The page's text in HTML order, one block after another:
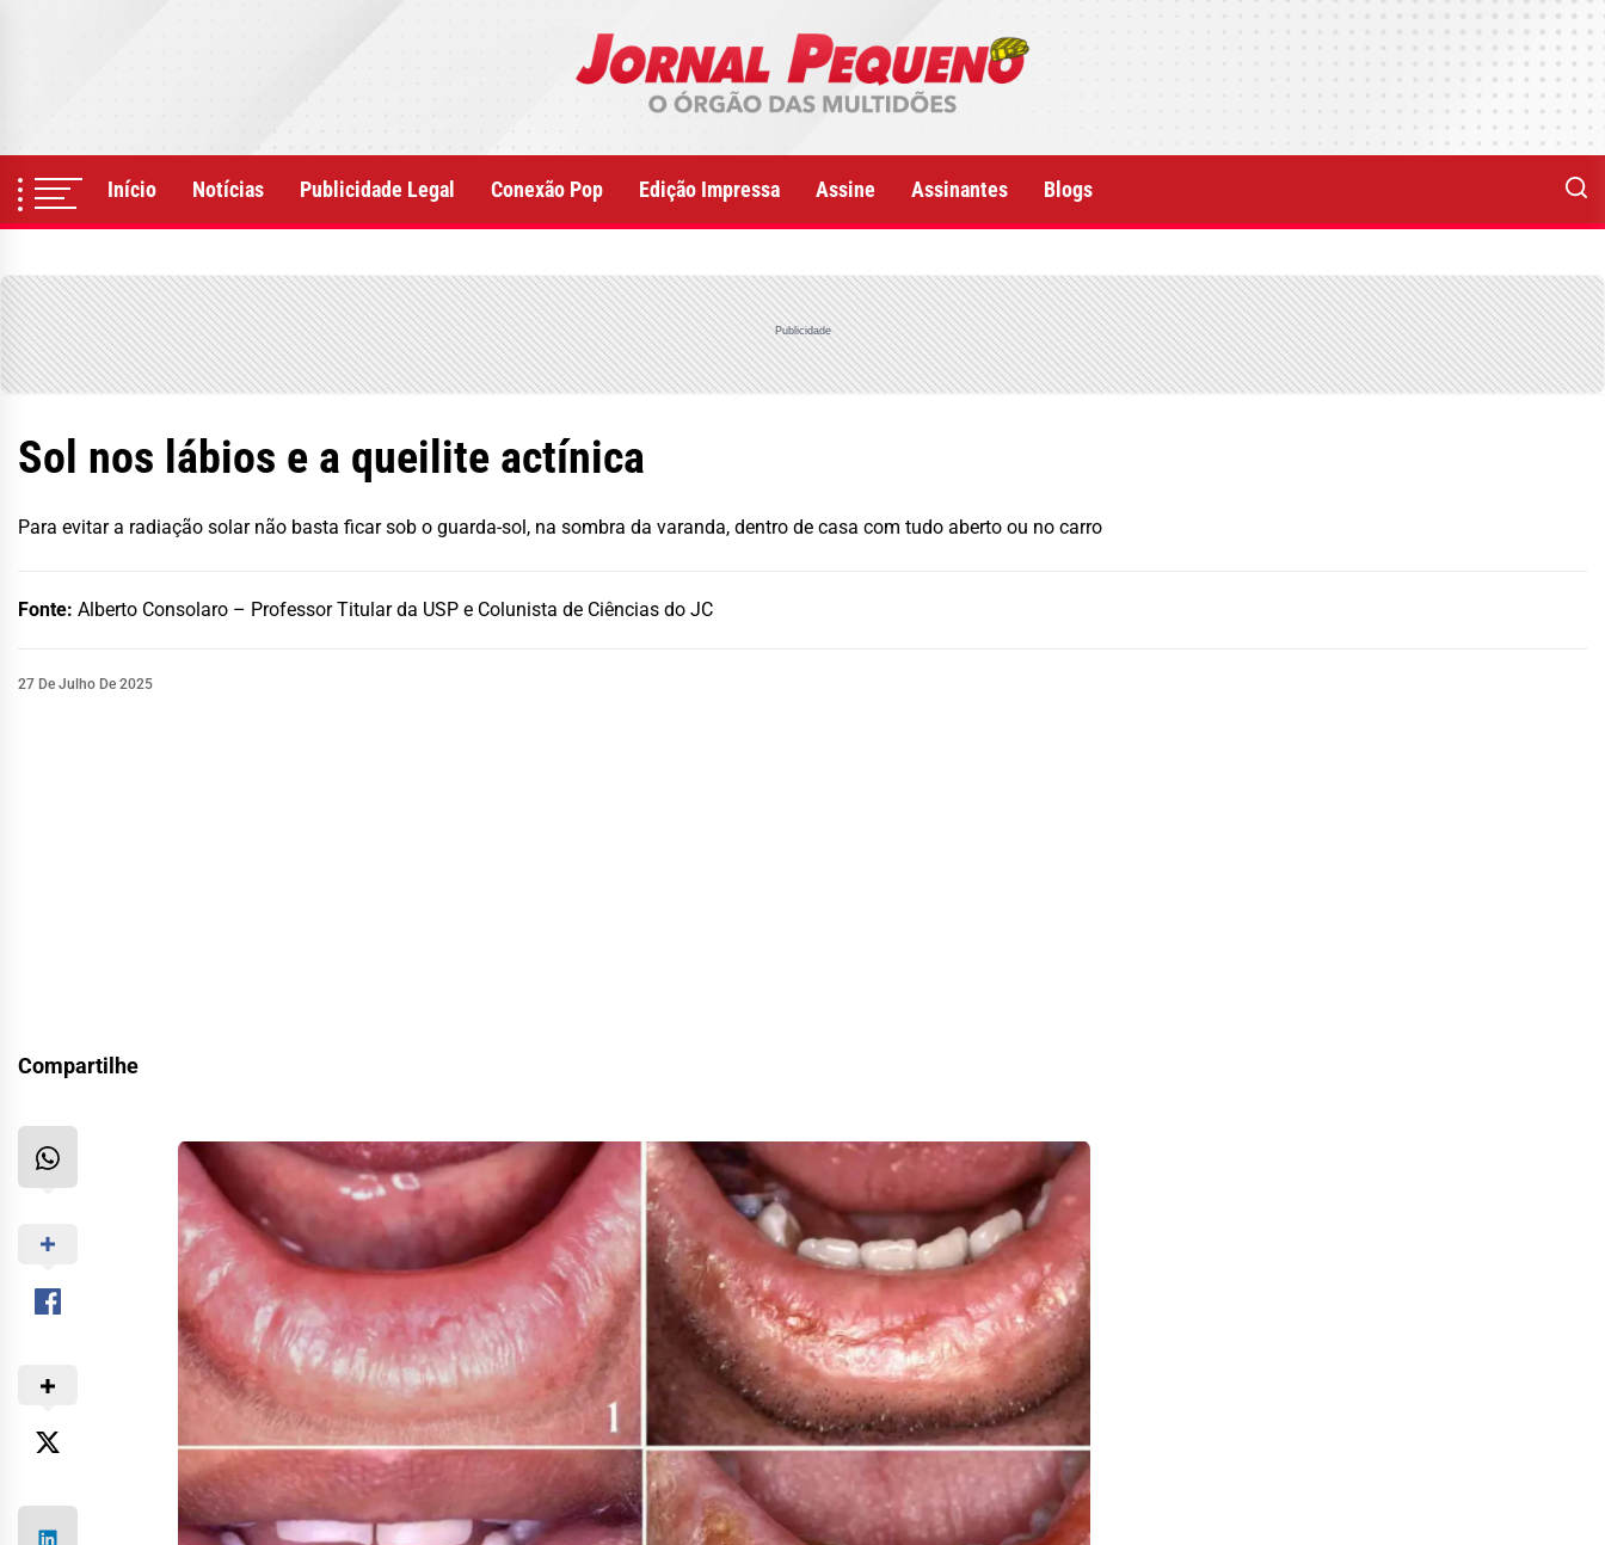
Início Notícias Publicidade Legal Conexão Pop Edição Impressa Assine Assinantes Blogs
Publicidade
Sol nos lábios e a queilite actínica
Para evitar a radiação solar não basta ficar sob o guarda-sol, na sombra da varanda, dentro de casa com tudo aberto ou no carro
Fonte: Alberto Consolaro – Professor Titular da USP e Colunista de Ciências do JC
27 De Julho De 2025
Compartilhe